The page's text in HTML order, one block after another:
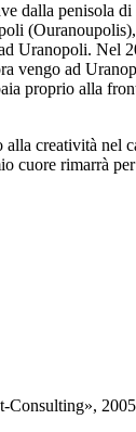
penisola
Uranopoli.
vengo ad
proprio alla
creatività
rimarrà
Consulting»,